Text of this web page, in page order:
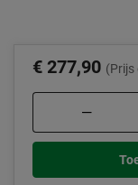
€ 277,90 (Prijs